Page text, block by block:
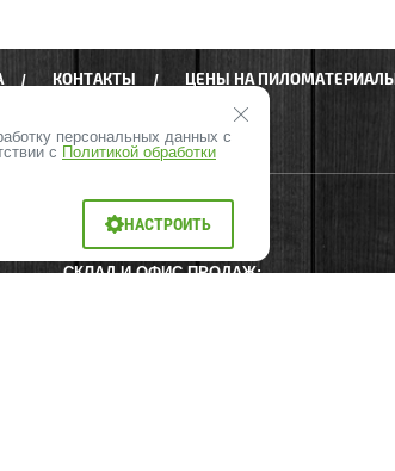
КОНТАКТЫ ЦЕНЫ НА ПИЛОМАТЕРИАЛЫ
Адрес
СКЛАД И ОФИС ПРОДАЖ:
персональных данных с
с Политикой обработки
НАСТРОИТЬ